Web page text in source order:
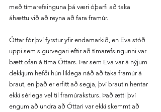
með tímarefsinguna þá væri óþarfi að taka
áhættu við að reyna að fara framúr.
Óttar fór því fyrstur yfir endamarkið, en Eva stóð
uppi sem sigurvegari eftir að tímarefsingunni var
bætt ofan á tíma Óttars. Þar sem Eva var á nýjum
dekkjum hefði hún líklega náð að taka framúr á
braut, en það er erfitt að segja, því brautin hentar
ekki sérlega vel til framúraksturs. Það ætti því
engum að undra að Óttari var ekki skemmt að